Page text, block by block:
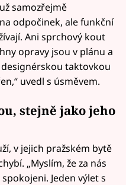
samozřejmě
odpočinek, ale funkční
Ani sprchový kout
opravy jsou v plánu a
taktovkou
uvedl s úsměvem.
stejně jako jeho
v jejich pražském bytě
„Myslím, že za nás
Jeden výlet s